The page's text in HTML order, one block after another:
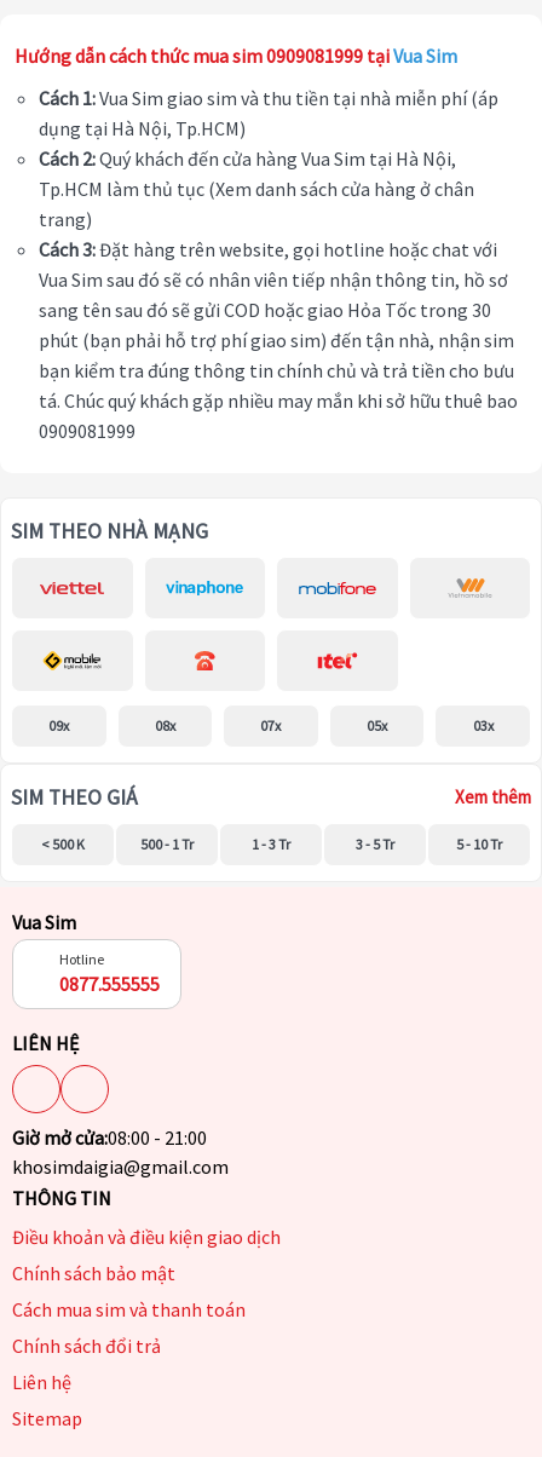
Hướng dẫn cách thức mua sim 0909081999 tạiVua Sim
Cách 1:Vua Sim giao sim và thu tiền tại nhà miễn phí (áp
dụng tại Hà Nội, Tp.HCM)
Cách 2:Quý khách đến cửa hàng Vua Sim tại Hà Nội,
Tp.HCM làm thủ tục (Xem danh sách cửa hàng ở chân
trang)
Cách 3:Đặt hàng trên website, gọi hotline hoặc chat với
Vua Sim sau đó sẽ có nhân viên tiếp nhận thông tin, hồ sơ
sang tên sau đó sẽ gửi COD hoặc giao Hỏa Tốc trong 30
phút (bạn phải hỗ trợ phí giao sim) đến tận nhà, nhận sim
bạn kiểm tra đúng thông tin chính chủ và trả tiền cho bưu
tá. Chúc quý khách gặp nhiều may mắn khi sở hữu thuê bao
0909081999
SIM THEO NHÀ MẠNG
09x 08x 07x 05x 03x
SIM THEO GIÁ Xem thêm
< 500 K 500 - 1 Tr 1 - 3 Tr 3 - 5 Tr 5 - 10 Tr
Vua Sim
Hotline
0877.555555
LIÊN HỆ
Giờ mở cửa:08:00 - 21:00
khosimdaigia@gmail.com
THÔNG TIN
Điều khoản và điều kiện giao dịch
Chính sách bảo mật
Cách mua sim và thanh toán
Chính sách đổi trả
Liên hệ
Sitemap